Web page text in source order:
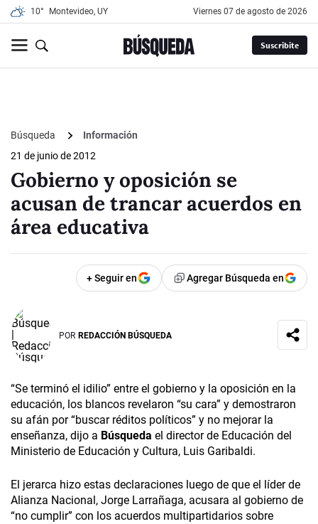
10° Montevideo, UY viernes 07 de agosto de 2026
Suscribite
Búsqueda
Información
21 de junio de 2012
Gobierno y oposición se
acusan de trancar acuerdos en
área educativa
+ Seguir en Agregar Búsqueda en
POR REDACCIÓN BÚSQUEDA
“Se terminó el idilio” entre el gobierno y la oposición en la
educación, los blancos revelaron “su cara” y demostraron
su afán por “buscar réditos políticos” y no mejorar la
enseñanza, dijo a Búsqueda el director de Educación del
Ministerio de Educación y Cultura, Luis Garibaldi.
El jerarca hizo estas declaraciones luego de que el líder de
Alianza Nacional, Jorge Larrañaga, acusara al gobierno de
“no cumplir” con los acuerdos multipartidarios sobre